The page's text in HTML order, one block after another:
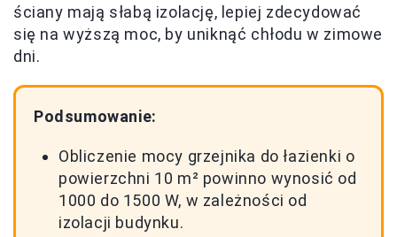
ściany mają słabą izolację, lepiej zdecydować
się na wyższą moc, by uniknąć chłodu w zimowe
dni.
Podsumowanie:
Obliczenie mocy grzejnika do łazienki o
powierzchni 10 m² powinno wynosić od
1000 do 1500 W, w zależności od
izolacji budynku.